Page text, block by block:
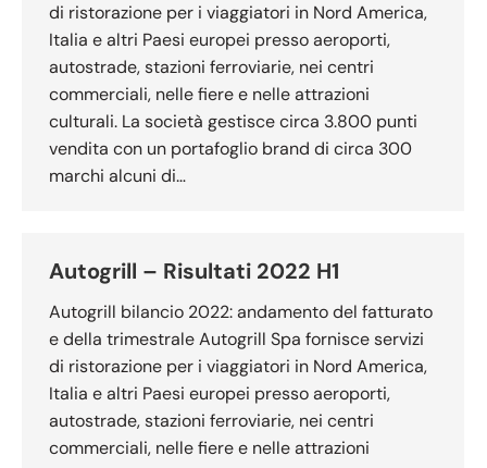
di ristorazione per i viaggiatori in Nord America,
Italia e altri Paesi europei presso aeroporti,
autostrade, stazioni ferroviarie, nei centri
commerciali, nelle fiere e nelle attrazioni
culturali. La società gestisce circa 3.800 punti
vendita con un portafoglio brand di circa 300
marchi alcuni di…
Autogrill – Risultati 2022 H1
Autogrill bilancio 2022: andamento del fatturato
e della trimestrale Autogrill Spa fornisce servizi
di ristorazione per i viaggiatori in Nord America,
Italia e altri Paesi europei presso aeroporti,
autostrade, stazioni ferroviarie, nei centri
commerciali, nelle fiere e nelle attrazioni